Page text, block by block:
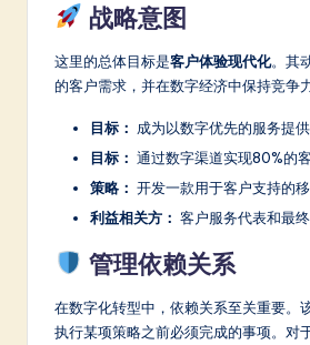
战略意图
这里的总体目标是客户体验现代化。其
的客户需求，并在数字经济中保持竞争力
目标： 成为以数字优先的服务提供
目标： 通过数字渠道实现80%的客
策略： 开发一款用于客户支持的移
利益相关方： 客户服务代表和最终
管理依赖关系
在数字化转型中，依赖关系至关重要。
执行某项策略之前必须完成的事项。对